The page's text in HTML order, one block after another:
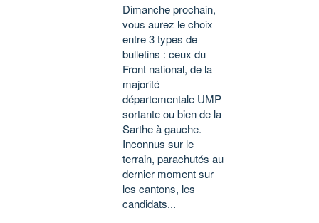
Dimanche prochain,
vous aurez le choix
entre 3 types de
bulletins : ceux du
Front national, de la
majorité
départementale UMP
sortante ou bien de la
Sarthe à gauche.
Inconnus sur le
terrain, parachutés au
dernier moment sur
les cantons, les
candidats...